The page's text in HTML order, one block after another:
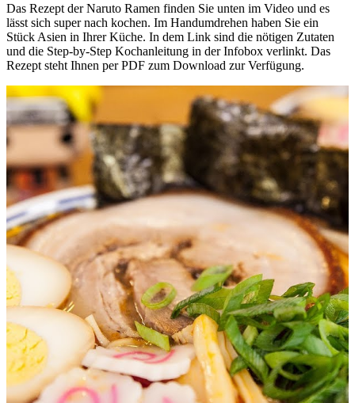
Das Rezept der Naruto Ramen finden Sie unten im Video und es
lässt sich super nach kochen. Im Handumdrehen haben Sie ein
Stück Asien in Ihrer Küche. In dem Link sind die nötigen Zutaten
und die Step-by-Step Kochanleitung in der Infobox verlinkt. Das
Rezept steht Ihnen per PDF zum Download zur Verfügung.